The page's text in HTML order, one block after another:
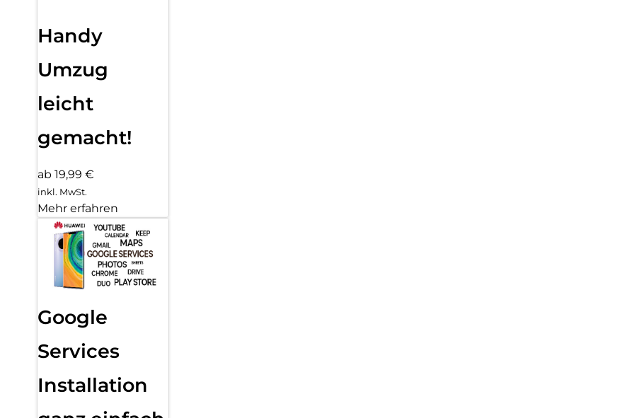
Handy
Umzug
leicht
gemacht!
ab 19,99 €
inkl. MwSt.
Mehr erfahren
Google
Services
Installation